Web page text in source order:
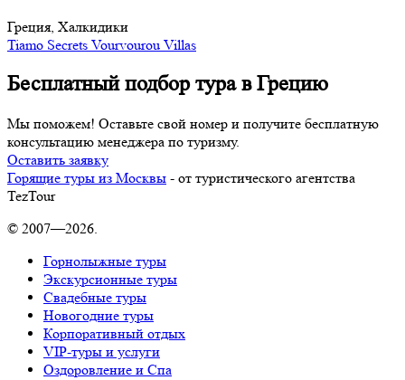
Греция, Халкидики
Tiamo Secrets Vourvourou Villas
Бесплатный подбор тура в Грецию
Мы поможем! Оставьте свой номер и получите бесплатную
консультацию менеджера по туризму.
Оставить заявку
Горящие туры из Москвы - от туристического агентства
TezTour
© 2007—2026.
Горнолыжные туры
Экскурсионные туры
Свадебные туры
Новогодние туры
Корпоративный отдых
VIP-туры и услуги
Оздоровление и Спа